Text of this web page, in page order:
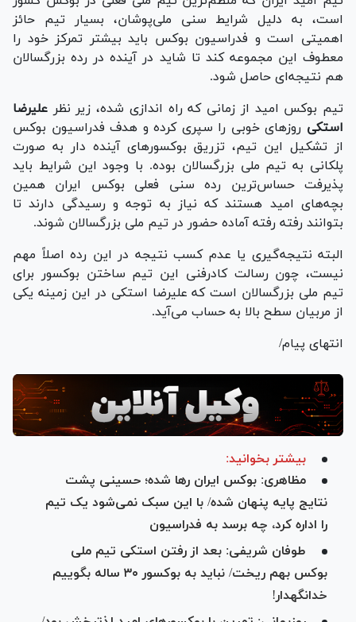
است، به دلیل شرایط سنی ملی‌پوشان، بسیار تیم حائز
اهمیتی است و فدراسیون بوکس باید بیشتر تمرکز خود را
معطوف این مجموعه کند تا شاید در آینده در رده بزرگسالان
هم نتیجه‌ای حاصل شود.
تیم بوکس امید از زمانی که راه اندازی شده، زیر نظر علیرضا
استکی روز‌های خوبی را سپری کرده و هدف فدراسیون بوکس
از تشکیل این تیم، تزریق بوکسور‌های آینده دار به صورت
پلکانی به تیم ملی بزرگسالان بوده. با وجود این شرایط باید
پذیرفت حساس‌ترین رده سنی فعلی بوکس ایران همین
بچه‌های امید هستند که نیاز به توجه و رسیدگی دارند تا
بتوانند رفته رفته آماده حضور در تیم ملی بزرگسالان شوند.
البته نتیجه‌گیری یا عدم کسب نتیجه در این رده اصلاً مهم
نیست، چون رسالت کادرفنی این تیم ساختن بوکسور برای
تیم ملی بزرگسالان است که علیرضا استکی در این زمینه یکی
از مربیان سطح بالا به حساب می‌آید.
انتهای پیام/
بیشتر بخوانید:
مظاهری: بوکس ایران رها شده؛ حسینی پشت
نتایج پایه پنهان شده/ با این سبک نمی‌شود یک تیم
را اداره کرد، چه برسد به فدراسیون
طوفان شریفی: بعد از رفتن استکی تیم ملی
بوکس بهم ریخت/ نباید به بوکسور ۳۰ ساله بگوییم
خدانگهدار!